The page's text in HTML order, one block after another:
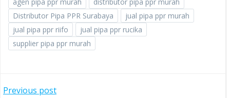
Distributor Pipa PPR Surabaya
jual pipa ppr murah
jual pipa ppr riifo
jual pipa ppr rucika
supplier pipa ppr murah
Previous post